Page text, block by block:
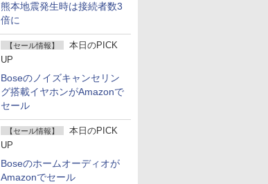
熊本地震発生時は接続者数3
倍に
【セール情報】
本日のPICK
UP
Boseのノイズキャンセリン
グ搭載イヤホンがAmazonで
セール
【セール情報】
本日のPICK
UP
Boseのホームオーディオが
Amazonでセール